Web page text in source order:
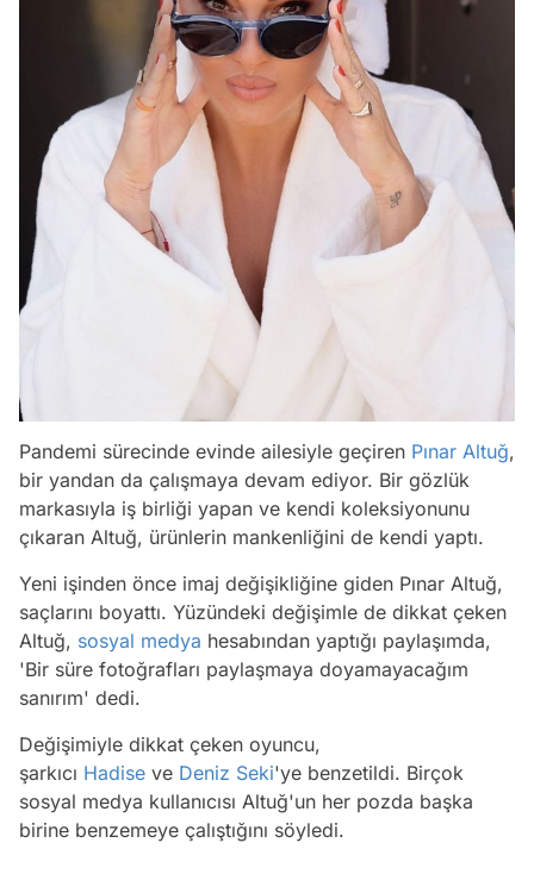
Pandemi sürecinde evinde ailesiyle geçiren Pınar Altuğ,
bir yandan da çalışmaya devam ediyor. Bir gözlük
markasıyla iş birliği yapan ve kendi koleksiyonunu
çıkaran Altuğ, ürünlerin mankenliğini de kendi yaptı.
Yeni işinden önce imaj değişikliğine giden Pınar Altuğ,
saçlarını boyattı. Yüzündeki değişimle de dikkat çeken
Altuğ, sosyal medya hesabından yaptığı paylaşımda,
'Bir süre fotoğrafları paylaşmaya doyamayacağım
sanırım' dedi.
Değişimiyle dikkat çeken oyuncu,
şarkıcı Hadise ve Deniz Seki'ye benzetildi. Birçok
sosyal medya kullanıcısı Altuğ'un her pozda başka
birine benzemeye çalıştığını söyledi.